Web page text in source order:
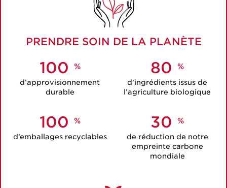
PRENDRE SOIN DE LA PLANÈTE
100 %
d’approvisionnement
durable
80 %
d’ingrédients issus de
l’agriculture biologique
100 %
d’emballages recyclables
30 %
de réduction de notre
empreinte carbone
mondiale